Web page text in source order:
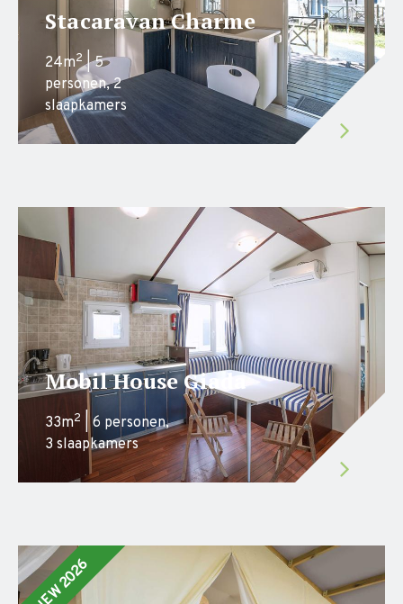
Stacaravan Charme
24m2| 5
personen, 2
slaapkamers
Mobil House Giada
33m2 | 6 personen,
3 slaapkamers